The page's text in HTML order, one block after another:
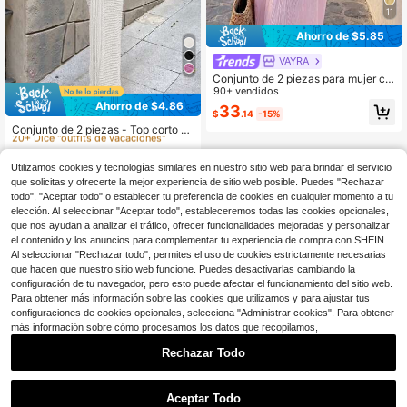
Ahorro de $4.86
Conjunto de 2 piezas - Top corto y f
alda larga de cintura alta con lazo e
l verano
#6 Más vendidos
en Tulum Conjuntos de dos piezas para mujer
20+ Dice "outfits de vacaciones"
#6 Más vendidos
20+ Dice "outfits de vacaciones"
#6 Más vendidos
20+ Dice "outfits de vacaciones"
#6 Más vendidos
20+ Dice "outfits de vacaciones"
$15.73 -24%
11
Ahorro de $5.85
VAYRA
Conjunto de 2 piezas para mujer co
n top bandeau fruncido rosa elegan
te estilo vacaciones con decoració
n de metal dorado y falda larga fluid
90+ vendidos
$33.14 -15%
Utilizamos cookies y tecnologías similares en nuestro sitio web para brindar el servicio
que solicitas y ofrecerte la mejor experiencia de sitio web posible. Puedes "Rechazar
todo", "Aceptar todo" o establecer tu preferencia de cookies en cualquier momento a tu
elección. Al seleccionar "Aceptar todo", estableceremos todas las cookies opcionales,
que nos ayudan a analizar el tráfico, ofrecer funcionalidades mejoradas y personalizar
el contenido y los anuncios para complementar tu experiencia de compra con SHEIN.
Al seleccionar "Rechazar todo", permites el uso de cookies estrictamente necesarias
que hacen que nuestro sitio web funcione. Puedes desactivarlas cambiando la
configuración de tu navegador, pero esto puede afectar el funcionamiento del sitio web.
Para obtener más información sobre las cookies que utilizamos y para ajustar tus
configuraciones de cookies opcionales, selecciona "Administrar cookies". Para obtener
más información sobre cómo procesamos los datos que recopilamos,
Rechazar Todo
Aceptar Todo